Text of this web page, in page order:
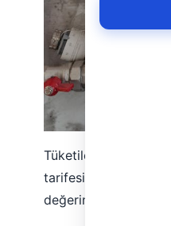
Tüketilen gaz,
tarifesine göre
değerine (kWh)